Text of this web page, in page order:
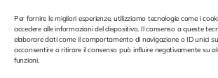
Per fornire le migliori esperienze, utilizziamo tecnologie come i
accedere alle informazioni del dispositivo. Il consenso a queste
elaborare dati come il comportamento di navigazione o ID unici
acconsentire o ritirare il consenso può influire negativamente su
funzioni.
© 2012 - 2026 People S.p.A. • È vietata
tutto o in parte senza autorizzazione
riservati. Tutti i marchi e la immagini